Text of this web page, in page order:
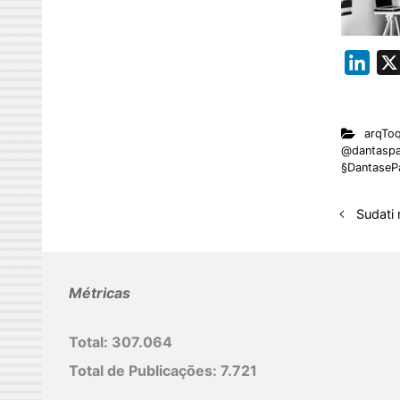
k
e
I
Sudati
Métricas
Total: 307.064
Total de Publicações: 7.721